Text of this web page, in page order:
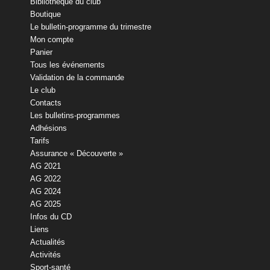
Boutique
Le bulletin-programme du trimestre
Mon compte
Panier
Tous les événements
Validation de la commande
Le club
Contacts
Les bulletins-programmes
Adhésions
Tarifs
Assurance « Découverte »
AG 2021
AG 2022
AG 2024
AG 2025
Infos du CD
Liens
Actualités
Activités
Sport-santé